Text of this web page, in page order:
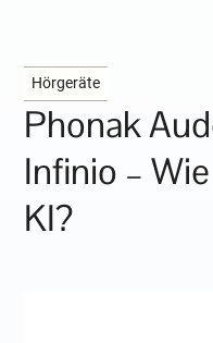
Hörgeräte
Phonak
Infinio –
KI?